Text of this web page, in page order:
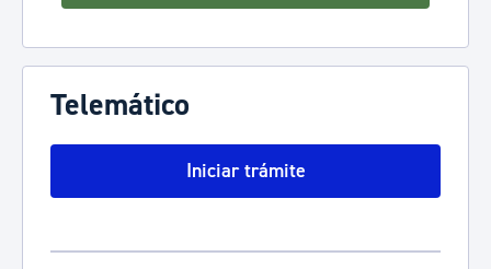
Telemático
Iniciar trámite